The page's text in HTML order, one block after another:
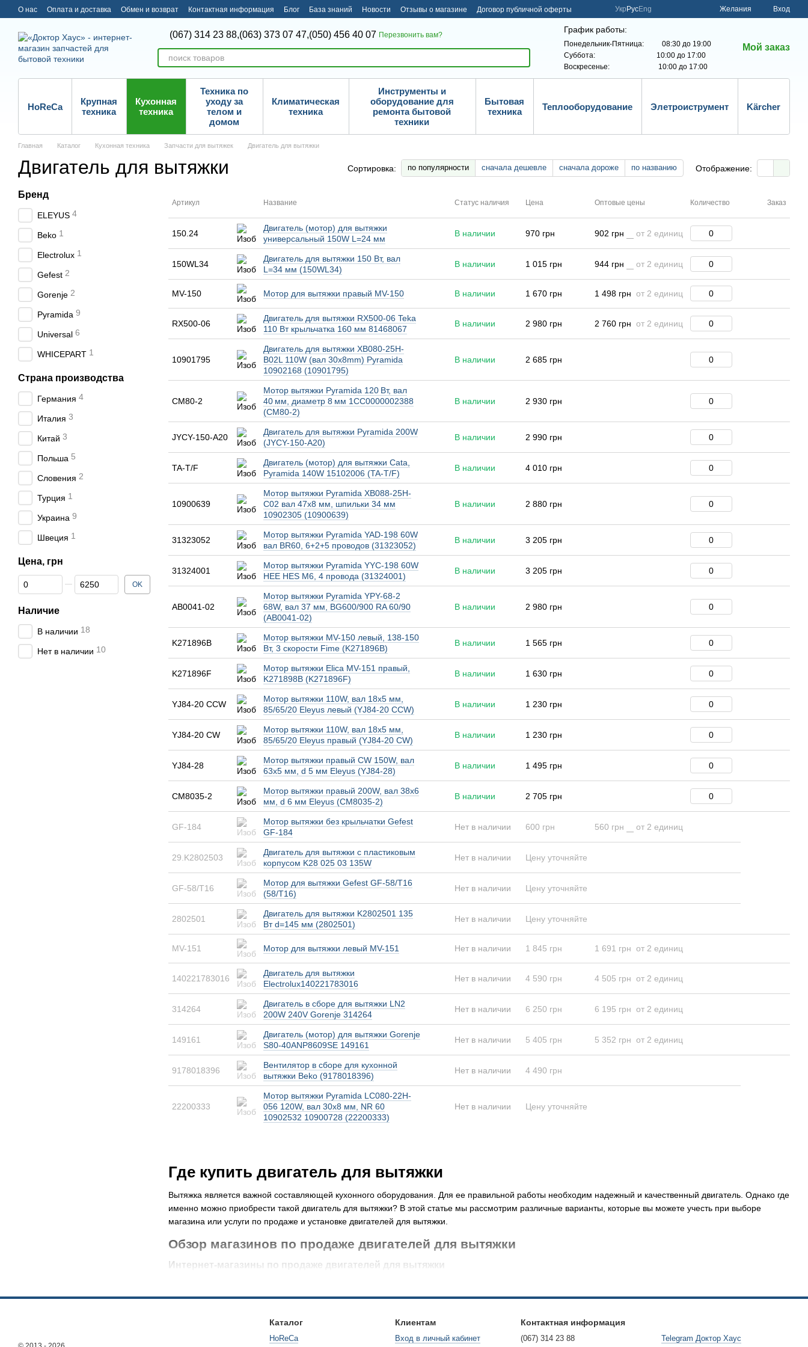
Перейти к основному контенту
О нас Оплата и доставка Обмен и возврат Контактная информация Блог База знаний Новости Отзывы о магазине Договор публичной оферты Укр РусEng Желания Вход
(067) 314 23 88,(063) 373 07 47,(050) 456 40 07 Перезвонить вам?
График работы:
Понедельник-Пятница: 08:30 до 19:00
Суббота: 10:00 до 17:00
Воскресенье: 10:00 до 17:00
Мой заказ
HoReCa
Крупная
техника
Кухонная
техника
Техника по
уходу за
телом и
домом
Климатическая
техника
Инструменты и
оборудование для
ремонта бытовой
техники
Бытовая
техника
Теплооборудование Элетроиструмент Kärcher
Главная Каталог Кухонная техника Запчасти для вытяжек Двигатель для вытяжки
Двигатель для вытяжки Сортировка: по популярности сначала дешевле сначала дороже по названию Отображение:
Где купить двигатель для вытяжки
Вытяжка является важной составляющей кухонного оборудования. Для ее правильной работы необходим надежный и качественный двигатель. Однако где
именно можно приобрести такой двигатель для вытяжки? В этой статье мы рассмотрим различные варианты, которые вы можете учесть при выборе
магазина или услуги по продаже и установке двигателей для вытяжки.
Обзор магазинов по продаже двигателей для вытяжки
Интернет-магазины по продаже двигателей для вытяжки
именно на продаже этого товара. Основные преимущества приобретения через Интернет заключаются в широком ассортименте, удобном поиске по
Покупка через интернет может быть особенно удобна для тех, кто ищет конкретную модель двигателя для вытяжки с определенными техническими
характеристиками. Онлайн-магазины часто имеют подробные описания товаров, отзывы покупателей и фотографии разных углов, что помогает сделать
Артикул Название Статус наличия Цена Оптовые цены Количество Заказ
150.24
Двигатель (мотор) для вытяжки
универсальный 150W L=24 мм
В наличии 970 грн 902 грн от 2 единиц
150WL34
Двигатель для вытяжки 150 Вт, вал
L=34 мм (150WL34)
В наличии 1 015 грн 944 грн от 2 единиц
MV-150 Мотор для вытяжки правый MV-150 В наличии 1 670 грн 1 498 грн от 2 единиц
RX500-06
Двигатель для вытяжки RX500-06 Teka
110 Вт крыльчатка 160 мм 81468067
В наличии 2 980 грн 2 760 грн от 2 единиц
10901795
Двигатель для вытяжки XB080-25H-
B02L 110W (вал 30x8mm) Pyramida
10902168 (10901795)
В наличии 2 685 грн
CM80-2
Мотор вытяжки Pyramida 120 Вт, вал
40 мм, диаметр 8 мм 1CC0000002388
(CM80-2)
В наличии 2 930 грн
JYCY-150-A20
Двигатель для вытяжки Pyramida 200W
(JYCY-150-A20)
В наличии 2 990 грн
TA-T/F
Двигатель (мотор) для вытяжки Cata,
Pyramida 140W 15102006 (TA-T/F)
В наличии 4 010 грн
10900639
Мотор вытяжки Pyramida XB088-25H-
C02 вал 47x8 мм, шпильки 34 мм
10902305 (10900639)
В наличии 2 880 грн
31323052
Мотор вытяжки Pyramida YAD-198 60W
вал BR60, 6+2+5 проводов (31323052)
В наличии 3 205 грн
31324001
Мотор вытяжки Pyramida YYC-198 60W
HEE HES M6, 4 провода (31324001)
В наличии 3 205 грн
AB0041-02
Мотор вытяжки Pyramida YPY-68-2
68W, вал 37 мм, BG600/900 RA 60/90
(AB0041-02)
В наличии 2 980 грн
K271896B
Мотор вытяжки MV-150 левый, 138-150
Вт, 3 скорости Fime (K271896B)
В наличии 1 565 грн
K271896F
Мотор вытяжки Elica MV-151 правый,
K271898B (K271896F)
В наличии 1 630 грн
YJ84-20 CCW
Мотор вытяжки 110W, вал 18x5 мм,
85/65/20 Eleyus левый (YJ84-20 CCW)
В наличии 1 230 грн
YJ84-20 CW
Мотор вытяжки 110W, вал 18x5 мм,
85/65/20 Eleyus правый (YJ84-20 CW)
В наличии 1 230 грн
YJ84-28
Мотор вытяжки правый CW 150W, вал
63x5 мм, d 5 мм Eleyus (YJ84-28)
В наличии 1 495 грн
СМ8035-2
Мотор вытяжки правый 200W, вал 38x6
мм, d 6 мм Eleyus (СМ8035-2)
В наличии 2 705 грн
GF-184
Мотор вытяжки без крыльчатки Gefest
GF-184
Нет в наличии 600 грн 560 грн от 2 единиц
29.K2802503
Двигатель для вытяжки с пластиковым
корпусом K28 025 03 135W
Нет в наличии Цену уточняйте
GF-58/T16
Мотор для вытяжки Gefest GF-58/T16
(58/T16)
Нет в наличии Цену уточняйте
2802501
Двигатель для вытяжки K2802501 135
Вт d=145 мм (2802501)
Нет в наличии Цену уточняйте
MV-151 Мотор для вытяжки левый MV-151 Нет в наличии 1 845 грн 1 691 грн от 2 единиц
140221783016
Двигатель для вытяжки
Electrolux140221783016
Нет в наличии 4 590 грн 4 505 грн от 2 единиц
314264
Двигатель в сборе для вытяжки LN2
200W 240V Gorenje 314264
Нет в наличии 6 250 грн 6 195 грн от 2 единиц
149161
Двигатель (мотор) для вытяжки Gorenje
S80-40ANP8609SE 149161
Нет в наличии 5 405 грн 5 352 грн от 2 единиц
9178018396
Вентилятор в сборе для кухонной
вытяжки Beko (9178018396)
Нет в наличии 4 490 грн
22200333
Мотор вытяжки Pyramida LC080-22H-
056 120W, вал 30x8 мм, NR 60
10902532 10900728 (22200333)
Нет в наличии Цену уточняйте
Бренд
ELEYUS 4
Beko 1
Electrolux 1
Gefest 2
Gorenje 2
Pyramida 9
Universal 6
WHICEPART 1
Страна производства
Германия 4
Италия 3
Китай 3
Польша 5
Словения 2
Турция 1
Украина 9
Швеция 1
Цена, грн
От Цена, грн
До Цена, грн OK
Наличие
В наличии 18
Нет в наличии 10
Каталог
HoReCa
Клиентам
Вход в личный кабинет
Контактная информация
(067) 314 23 88 Telegram Доктор Хаус